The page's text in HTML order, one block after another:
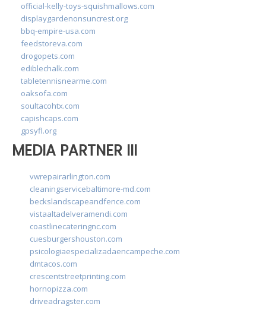
official-kelly-toys-squishmallows.com
displaygardenonsuncrest.org
bbq-empire-usa.com
feedstoreva.com
drogopets.com
ediblechalk.com
tabletennisnearme.com
oaksofa.com
soultacohtx.com
capishcaps.com
gpsyfl.org
MEDIA PARTNER III
vwrepairarlington.com
cleaningservicebaltimore-md.com
beckslandscapeandfence.com
vistaaltadelveramendi.com
coastlinecateringnc.com
cuesburgershouston.com
psicologiaespecializadaencampeche.com
dmtacos.com
crescentstreetprinting.com
hornopizza.com
driveadragster.com